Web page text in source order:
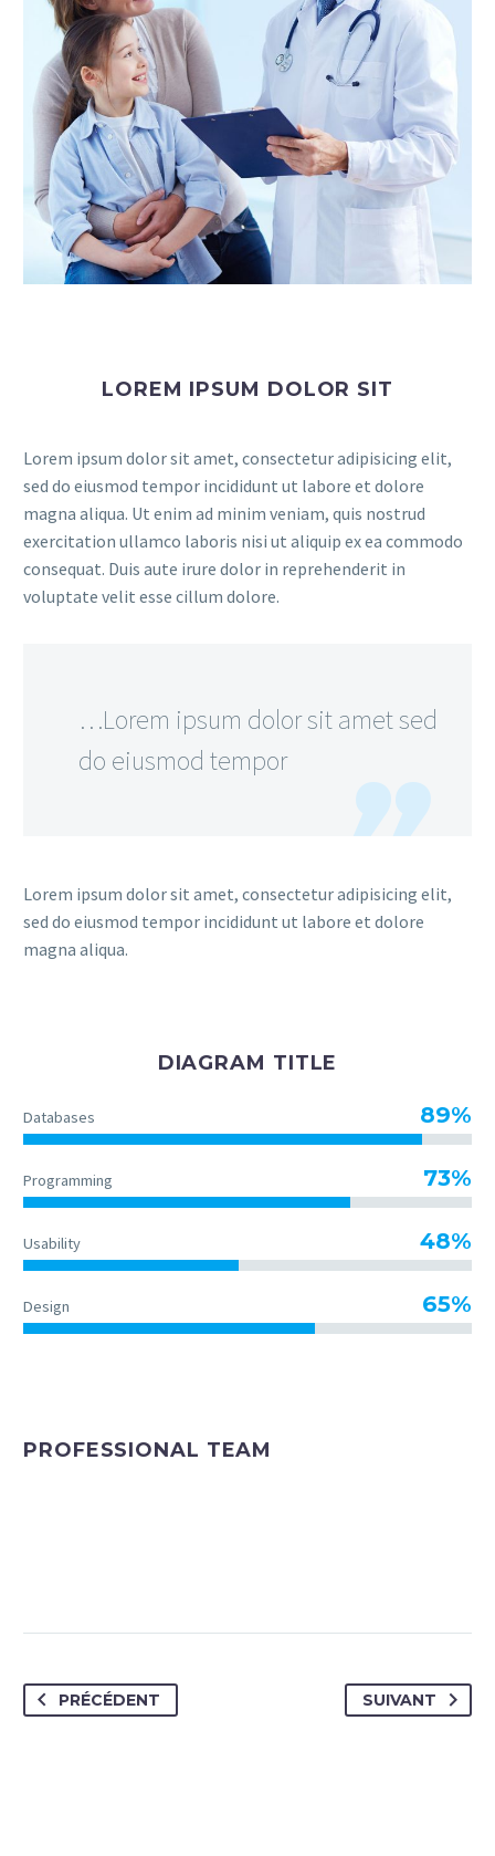
LOREM IPSUM DOLOR SIT
Lorem ipsum dolor sit amet, consectetur adipisicing elit,
sed do eiusmod tempor incididunt ut labore et dolore
magna aliqua. Ut enim ad minim veniam, quis nostrud
exercitation ullamco laboris nisi ut aliquip ex ea commodo
consequat. Duis aute irure dolor in reprehenderit in
voluptate velit esse cillum dolore.
…Lorem ipsum dolor sit amet sed
do eiusmod tempor
Lorem ipsum dolor sit amet, consectetur adipisicing elit,
sed do eiusmod tempor incididunt ut labore et dolore
magna aliqua.
DIAGRAM TITLE
Databases 89%
Programming 73%
Usability 48%
Design 65%
PROFESSIONAL TEAM
PRÉCÉDENT SUIVANT